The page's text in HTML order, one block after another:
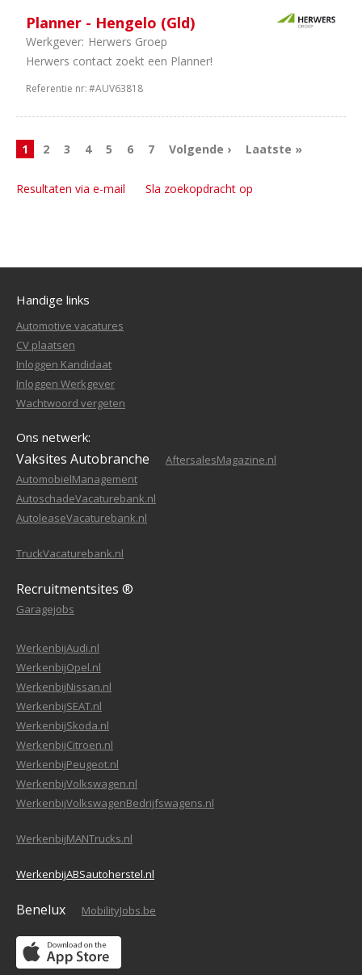
Planner - Hengelo (Gld)
Werkgever: Herwers Groep
Herwers contact zoekt een Planner!
Referentie nr:#AUV63818
1 2 3 4 5 6 7 Volgende › Laatste »
Resultaten via e-mail Sla zoekopdracht op
Handige links
Automotive vacatures
CV plaatsen
Inloggen Kandidaat
Inloggen Werkgever
Wachtwoord vergeten
Ons netwerk:
Vaksites Autobranche
AftersalesMagazine.nl
AutomobielManagement
AutoschadeVacaturebank.nl
AutoleaseVacaturebank.nl
TruckVacaturebank.nl
Recruitmentsites ®
Garagejobs
WerkenbijAudi.nl
WerkenbijOpel.nl
WerkenbijNissan.nl
WerkenbijSEAT.nl
WerkenbijSkoda.nl
WerkenbijCitroen.nl
WerkenbijPeugeot.nl
WerkenbijVolkswagen.nl
WerkenbijVolkswagenBedrijfswagens.nl
WerkenbijMANTrucks.nl
WerkenbijABSautoherstel.nl
Benelux MobilityJobs.be